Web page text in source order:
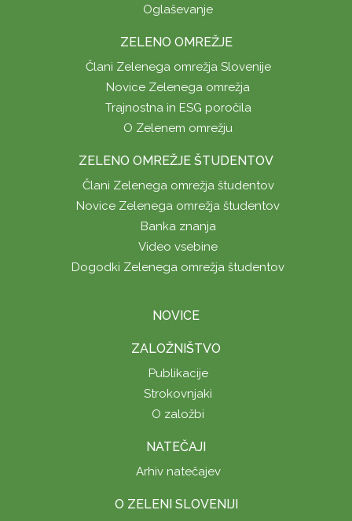
Oglaševanje
ZELENO OMREŽJE
Člani Zelenega omrežja Slovenije
Novice Zelenega omrežja
Trajnostna in ESG poročila
O Zelenem omrežju
ZELENO OMREŽJE ŠTUDENTOV
Člani Zelenega omrežja študentov
Novice Zelenega omrežja študentov
Banka znanja
Video vsebine
Dogodki Zelenega omrežja študentov
NOVICE
ZALOŽNIŠTVO
Publikacije
Strokovnjaki
O založbi
NATEČAJI
Arhiv natečajev
O ZELENI SLOVENIJI